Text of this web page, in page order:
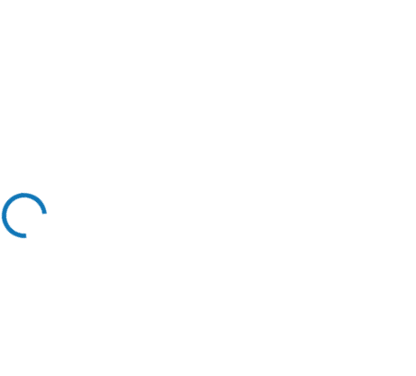
Zásobník na pohledy s 50 pevně vázanými fóliemi k